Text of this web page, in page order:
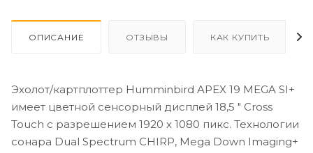
ОПИСАНИЕ ОТЗЫВЫ КАК КУПИТЬ
Эхолот/картплоттер Humminbird APEX 19 MEGA SI+
имеет цветной сенсорный дисплей 18,5 " Cross
Touch с разрешением 1920 х 1080 пикс. Технологии
сонара Dual Spectrum CHIRP, Mega Down Imaging+